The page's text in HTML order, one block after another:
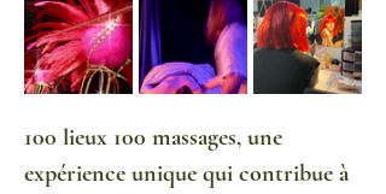
100 lieux 100 massages, une
expérience unique qui contribue à